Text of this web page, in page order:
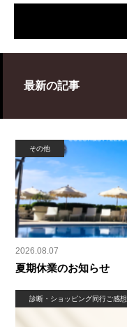
最新の記事
その他
2026.08.07
夏期休業のお知らせ
診断・ショッピング同行ご感想